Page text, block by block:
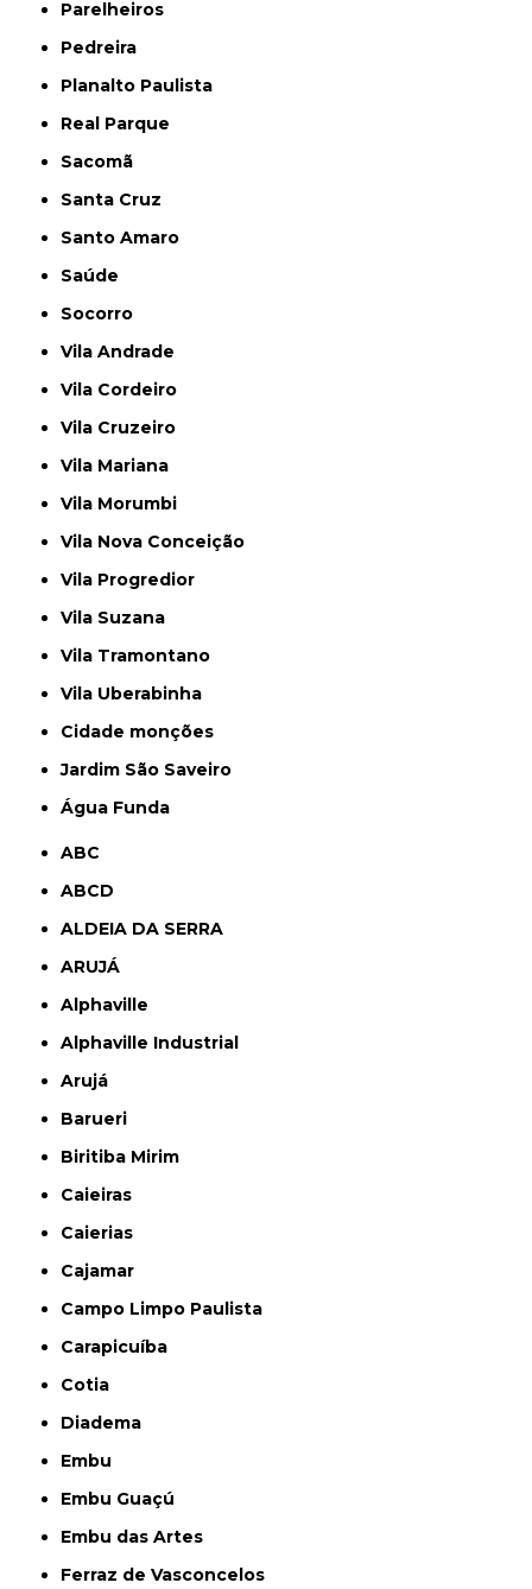
Parelheiros
Pedreira
Planalto Paulista
Real Parque
Sacomã
Santa Cruz
Santo Amaro
Saúde
Socorro
Vila Andrade
Vila Cordeiro
Vila Cruzeiro
Vila Mariana
Vila Morumbi
Vila Nova Conceição
Vila Progredior
Vila Suzana
Vila Tramontano
Vila Uberabinha
cidade monções
jardim São Saveiro
Água Funda
ABC
ABCD
ALDEIA DA SERRA
ARUJÁ
Alphaville
Alphaville Industrial
Arujá
Barueri
Biritiba Mirim
Caieiras
Caierias
Cajamar
Campo Limpo Paulista
Carapicuíba
Cotia
Diadema
Embu
Embu Guaçú
Embu das Artes
Ferraz de Vasconcelos